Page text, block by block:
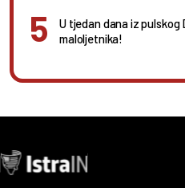
U tjedan dana iz pulskog
maloljetnika!